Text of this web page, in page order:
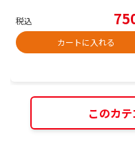
税込
カートに入れる
このカ